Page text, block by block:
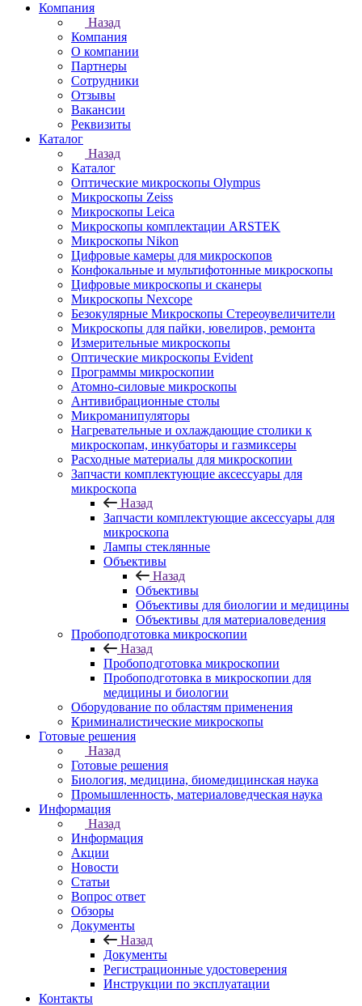
Компания
Назад
Компания
О компании
Партнеры
Сотрудники
Отзывы
Вакансии
Реквизиты
Каталог
Назад
Каталог
Оптические микроскопы Olympus
Микроскопы Zeiss
Микроскопы Leica
Микроскопы комплектации ARSTEK
Микроскопы Nikon
Цифровые камеры для микроскопов
Конфокальные и мультифотонные микроскопы
Цифровые микроскопы и сканеры
Микроскопы Nexcope
Безокулярные Микроскопы Стереоувеличители
Микроскопы для пайки, ювелиров, ремонта
Измерительные микроскопы
Оптические микроскопы Evident
Программы микроскопии
Атомно-силовые микроскопы
Антивибрационные столы
Микроманипуляторы
Нагревательные и охлаждающие столики к
микроскопам, инкубаторы и газмиксеры
Расходные материалы для микроскопии
Запчасти комплектующие аксессуары для
микроскопа
Назад
Запчасти комплектующие аксессуары для
микроскопа
Лампы стеклянные
Объективы
Назад
Объективы
Объективы для биологии и медицины
Объективы для материаловедения
Пробоподготовка микроскопии
Назад
Пробоподготовка микроскопии
Пробоподготовка в микроскопии для
медицины и биологии
Оборудование по областям применения
Криминалистические микроскопы
Готовые решения
Назад
Готовые решения
Биология, медицина, биомедицинская наука
Промышленность, материаловедческая наука
Информация
Назад
Информация
Акции
Новости
Статьи
Вопрос ответ
Обзоры
Документы
Назад
Документы
Регистрационные удостоверения
Инструкции по эксплуатации
Контакты